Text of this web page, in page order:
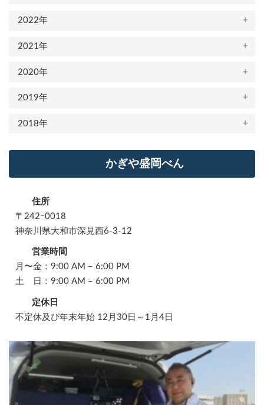
2022年
2021年
2020年
2019年
2018年
かぎや盛岡べん
住所
〒242ｰ0018
神奈川県大和市深見西6-3-12
営業時間
月〜金：9:00 AM – 6:00 PM
土 日：9:00 AM – 6:00 PM
定休日
不定休及び年末年始 12月30日～1月4日